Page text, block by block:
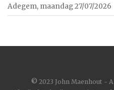
Adegem, maandag 27/07/2026
© 2023 John Maenhout -